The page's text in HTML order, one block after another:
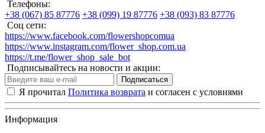
Телефоны:
+38 (067) 85 87776 +38 (099) 19 87776 +38 (093) 83 87776
Соц сети:
https://www.facebook.com/flowershopcomua
https://www.instagram.com/flower_shop.com.ua
https://t.me/flower_shop_sale_bot
Подписывайтесь на новости и акции:
Подписаться
Я прочитал Политика возврата и согласен с условиями
Информация